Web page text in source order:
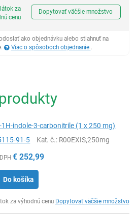
za
cenu
Dopytovať väčšie množstvo
ako objednávku alebo stiahnuť na
Viac o spôsoboch objednanie .
indole-3-carbonitrile (1 x 250 mg)
91-5 Kat. č.: R00EXIS,250mg
€ 252,99
Do košíka
za výhodnú cenu Dopytovať väčšie množstvo